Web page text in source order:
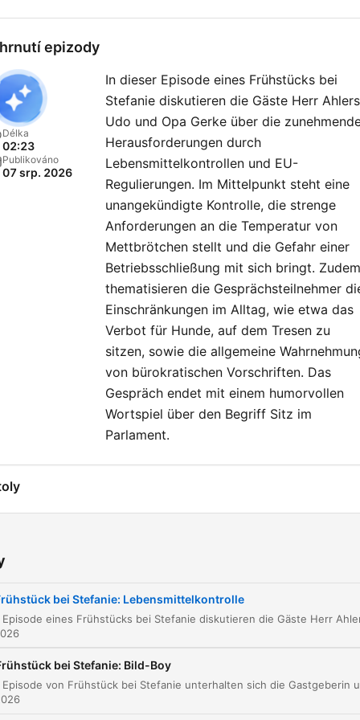
epizody
Délka
02:23
Publikováno
07 srp. 2026
In dieser Episode eines Frühstücks bei
Stefanie diskutieren die Gäste Herr
Udo und Opa Gerke über die
Herausforderungen durch
Lebensmittelkontrollen und EU-
Regulierungen. Im Mittelpunkt steht eine
unangekündigte Kontrolle, die strenge
Anforderungen an die Temperatur von
Mettbrötchen stellt und die Gefahr einer
Betriebsschließung mit sich bringt. Zudem
thematisieren die Gesprächsteilnehmer
Einschränkungen im Alltag, wie etwa das
Verbot für Hunde, auf dem Tresen zu
sitzen, sowie die allgemeine
von bürokratischen Vorschriften. Das
Gespräch endet mit einem humorvollen
Wortspiel über den Begriff Sitz im
Parlament.
Frühstück bei Stefanie und Vorstellung der
00:00:58 Regulierungen bezüglich Haustieren im Laden
00:01:58
na kapitolu přejdete přímo na daný moment
body
bei Stefanie: Lebensmittelkontrolle
bei Stefanie: Bild-Boy